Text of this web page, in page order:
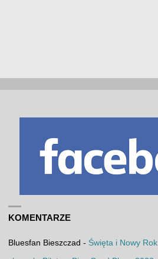
KOMENTARZE
Bluesfan Bieszczad - Święta i Nowy Rok